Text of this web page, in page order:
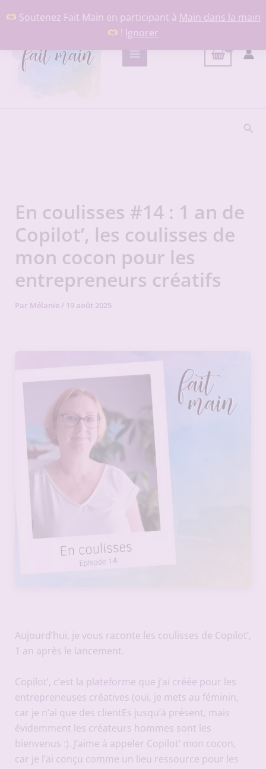
Soutenez Fait Main en participant à Main dans la main
! Ignorer
au
En coulisses #14 : 1 an de
Copilot’, les coulisses de
mon cocon pour les
entrepreneurs créatifs
Par Mélanie/ 19 août 2025
Aujourd’hui, je vous raconte les coulisses de Copilot’,
1 an après le lancement.
Copilot’, c’est la plateforme que j’ai créée pour les
entrepreneuses créatives (oui, je mets au féminin,
car je n’ai que des clientEs jusqu’à présent, mais
évidemment les créateurs hommes sont les
bienvenus :). J’aime à appeler Copilot’ mon cocon,
car je l’ai conçu comme un lieu ressource pour les